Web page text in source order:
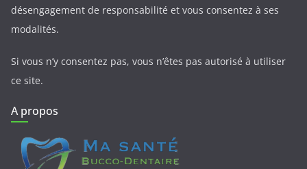
désengagement de responsabilité et vous consentez à ses
modalités.
Si vous n’y consentez pas, vous n’êtes pas autorisé à utiliser
ce site.
A propos